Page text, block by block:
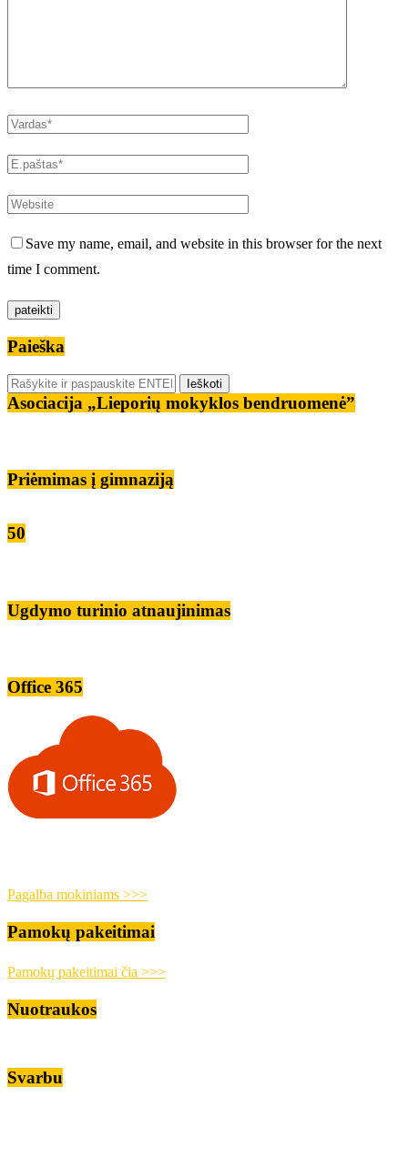
Save my name, email, and website in this browser for the next
time I comment.
Paieška
Asociacija „Lieporių mokyklos bendruomenė”
Priėmimas į gimnaziją
50
Ugdymo turinio atnaujinimas
Office 365
Pagalba mokiniams >>>
Pamokų pakeitimai
Pamokų pakeitimai čia >>>
Nuotraukos
Svarbu